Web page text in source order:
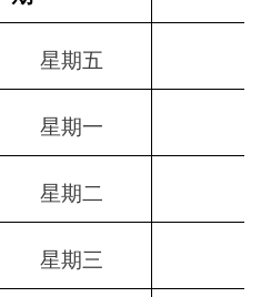
星期五
星期一
星期二
星期三